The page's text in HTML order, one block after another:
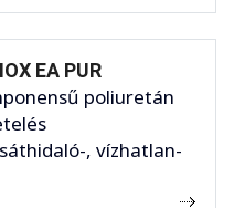
EA PUR
poliuretán
, vízhatlan-